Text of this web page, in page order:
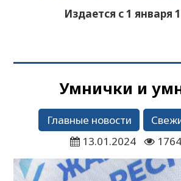
Издается с 1 января
Умнички и
Главные новости
13.01.2024